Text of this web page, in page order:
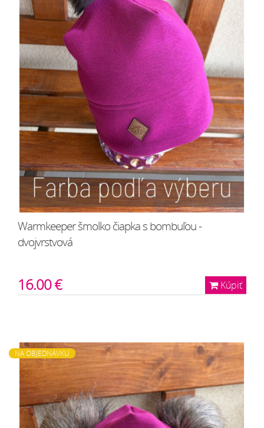
Warmkeeper šmolko čiapka s bombuľou -
dvojvrstvová
Kúpiť
16.00 €
NA OBJEDNÁVKU